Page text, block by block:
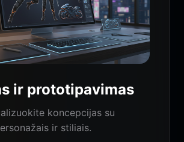
ir prototipavimas
koncepcijas su
ir stiliais.